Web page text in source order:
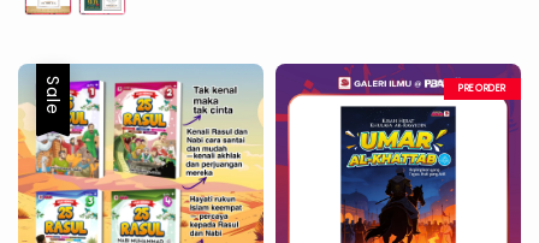
Sale PREORDER